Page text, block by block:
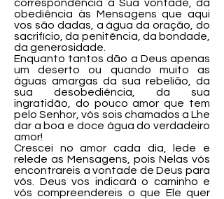
correspondência à Sua vontade, da
obediência às Mensagens que aqui
vos são dadas, a água da oração, do
sacrifício, da penitência, da bondade,
da generosidade.
Enquanto tantos dão a Deus apenas
um deserto ou quando muito as
águas amargas da sua rebelião, da
sua desobediência, da sua
ingratidão, do pouco amor que tem
pelo Senhor, vós sois chamados a Lhe
dar a boa e doce água do verdadeiro
amor!
Crescei no amor cada dia, lede e
relede as Mensagens, pois Nelas vós
encontrareis a vontade de Deus para
vós. Deus vos indicará o caminho e
vós compreendereis o que Ele quer